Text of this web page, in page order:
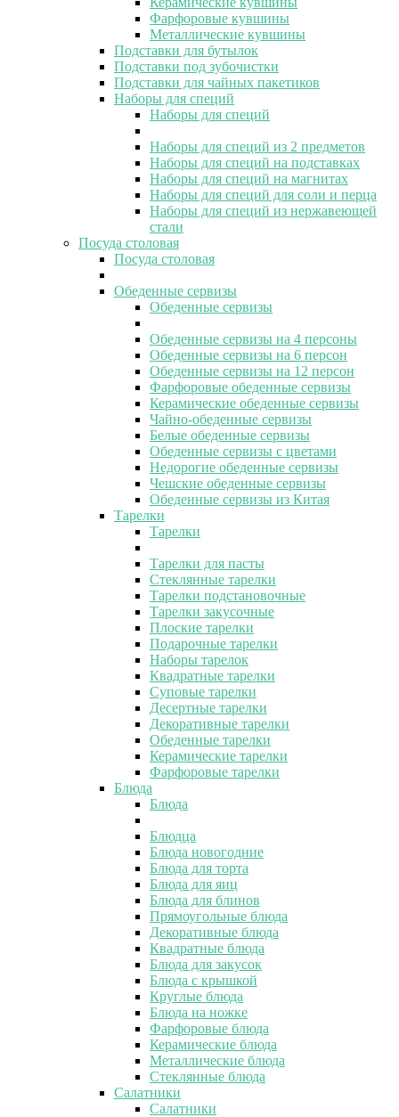
Фарфоровые кувшины
Металлические кувшины
Подставки для бутылок
Подставки под зубочистки
Подставки для чайных пакетиков
Наборы для специй
Наборы для специй
Наборы для специй из 2 предметов
Наборы для специй на подставках
Наборы для специй на магнитах
Наборы для специй для соли и перца
Наборы для специй из нержавеющей
стали
Посуда столовая
Посуда столовая
Обеденные сервизы
Обеденные сервизы
Обеденные сервизы на 4 персоны
Обеденные сервизы на 6 персон
Обеденные сервизы на 12 персон
Фарфоровые обеденные сервизы
Керамические обеденные сервизы
Чайно-обеденные сервизы
Белые обеденные сервизы
Обеденные сервизы с цветами
Недорогие обеденные сервизы
Чешские обеденные сервизы
Обеденные сервизы из Китая
Тарелки
Тарелки
Тарелки для пасты
Стеклянные тарелки
Тарелки подстановочные
Тарелки закусочные
Плоские тарелки
Подарочные тарелки
Наборы тарелок
Квадратные тарелки
Суповые тарелки
Десертные тарелки
Декоративные тарелки
Обеденные тарелки
Керамические тарелки
Фарфоровые тарелки
Блюда
Блюда
Блюдца
Блюда новогодние
Блюда для торта
Блюда для яиц
Блюда для блинов
Прямоугольные блюда
Декоративные блюда
Квадратные блюда
Блюда для закусок
Блюда с крышкой
Круглые блюда
Блюда на ножке
Фарфоровые блюда
Керамические блюда
Металлические блюда
Стеклянные блюда
Салатники
Салатники